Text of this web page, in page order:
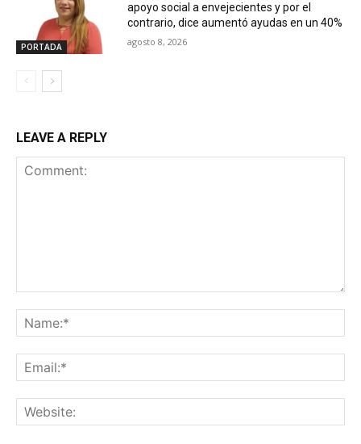
PORTADA
apoyo social a envejecientes y por el
contrario, dice aumentó ayudas en un 40%
agosto 8, 2026
LEAVE A REPLY